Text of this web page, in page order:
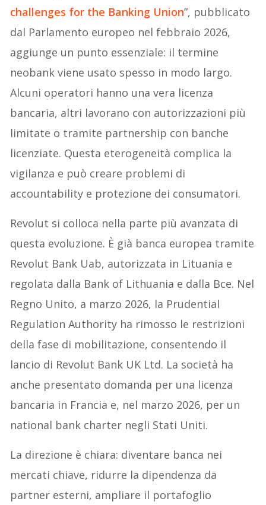
challenges for the Banking Union”, pubblicato
dal Parlamento europeo nel febbraio 2026,
aggiunge un punto essenziale: il termine
neobank viene usato spesso in modo largo.
Alcuni operatori hanno una vera licenza
bancaria, altri lavorano con autorizzazioni più
limitate o tramite partnership con banche
licenziate. Questa eterogeneità complica la
vigilanza e può creare problemi di
accountability e protezione dei consumatori.
Revolut si colloca nella parte più avanzata di
questa evoluzione. È già banca europea tramite
Revolut Bank Uab, autorizzata in Lituania e
regolata dalla Bank of Lithuania e dalla Bce. Nel
Regno Unito, a marzo 2026, la Prudential
Regulation Authority ha rimosso le restrizioni
della fase di mobilitazione, consentendo il
lancio di Revolut Bank UK Ltd. La società ha
anche presentato domanda per una licenza
bancaria in Francia e, nel marzo 2026, per un
national bank charter negli Stati Uniti.
La direzione è chiara: diventare banca nei
mercati chiave, ridurre la dipendenza da
partner esterni, ampliare il portafoglio